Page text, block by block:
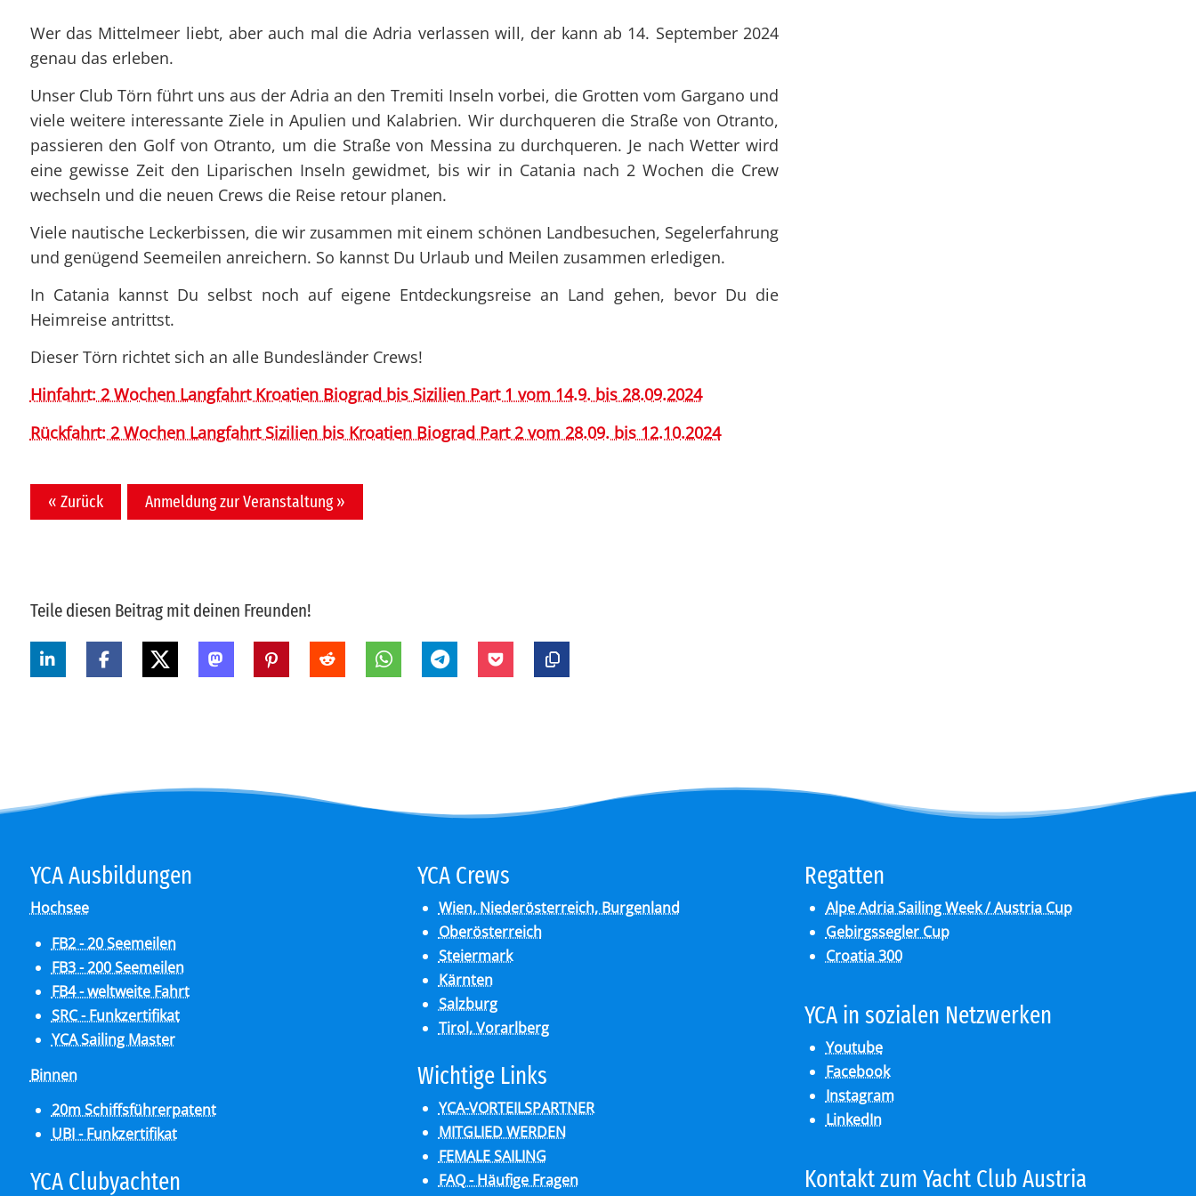
Datenschutz
Notwendige
Ausstellung
Befähigungsausweise
Organigramm
SY Gundel Gaukeley
SY Daisy Duck
Ausbildung
Regattaförderung
Blog-Archiv
Organigramm
Ausbildung
Trainerïnnen
Blog-Archiv
Wer das Mittelmeer liebt, aber auch mal die Adria verlassen will, der kann ab 14. September 2024
genau das erleben.
Unser Club Törn führt uns aus der Adria an den Tremiti Inseln vorbei, die Grotten vom Gargano und
viele weitere interessante Ziele in Apulien und Kalabrien. Wir durchqueren die Straße von Otranto,
passieren den Golf von Otranto, um die Straße von Messina zu durchqueren. Je nach Wetter wird
eine gewisse Zeit den Liparischen Inseln gewidmet, bis wir in Catania nach 2 Wochen die Crew
wechseln und die neuen Crews die Reise retour planen.
Viele nautische Leckerbissen, die wir zusammen mit einem schönen Landbesuchen, Segelerfahrung
und genügend Seemeilen anreichern. So kannst Du Urlaub und Meilen zusammen erledigen.
In Catania kannst Du selbst noch auf eigene Entdeckungsreise an Land gehen, bevor Du die
Heimreise antrittst.
Dieser Törn richtet sich an alle Bundesländer Crews!
Hinfahrt: 2 Wochen Langfahrt Kroatien Biograd bis Sizilien Part 1 vom 14.9. bis 28.09.2024
Rückfahrt: 2 Wochen Langfahrt Sizilien bis Kroatien Biograd Part 2 vom 28.09. bis 12.10.2024
« Zurück Anmeldung zur Veranstaltung »
Teile diesen Beitrag mit deinen Freunden!
YCA Aus­bil­dun­gen
Hochsee
FB2 - 20 Seemeilen
FB3 - 200 Seemeilen
FB4 - weltweite Fahrt
SRC - Funkzertifikat
YCA Sailing Master
Binnen
20m Schiffsführerpatent
UBI - Funkzertifikat
YCA Club­y­ach­ten
YCA Crews
Wien, Niederösterreich, Burgenland
Oberösterreich
Steiermark
Kärnten
Salzburg
Tirol, Vorarlberg
Wich­ti­ge Links
YCA-VORTEILSPARTNER
MITGLIED WERDEN
FEMALE SAILING
FAQ - Häufige Fragen
Re­gat­ten
Alpe Adria Sailing Week / Austria Cup
Gebirgssegler Cup
Croatia 300
YCA in so­zia­len Netz­wer­ken
Youtube
Facebook
Instagram
LinkedIn
Kon­takt zum Yacht Club Aus­tria